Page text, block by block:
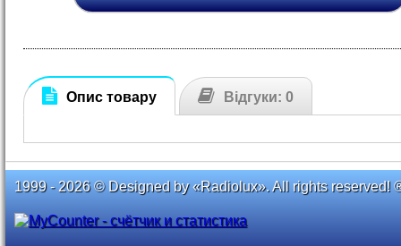
Опис товару Відгуки: 0
1999 - 2026 © Designed by «Radiolux». All rights reserved!